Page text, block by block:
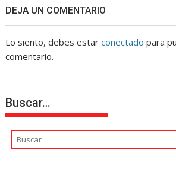
DEJA UN COMENTARIO
Lo siento, debes estarconectado para
comentario.
Buscar…